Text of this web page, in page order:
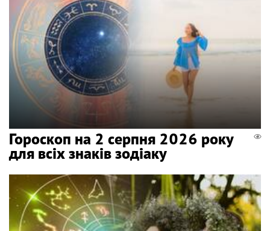
Гороскоп на 2 серпня 2026 року
для всіх знаків зодіаку